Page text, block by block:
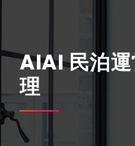
AIAI 民泊
理